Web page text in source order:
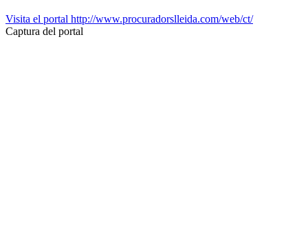
Visita el portal http://www.procuradorslleida.com/web/ct/
Captura del portal